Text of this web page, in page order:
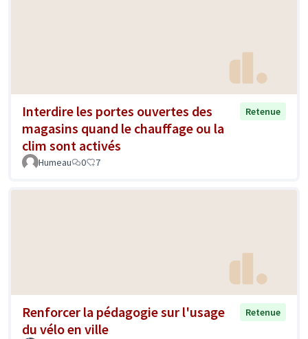
Interdire les portes ouvertes des
magasins quand le chauffage ou la
clim sont activés
Retenue
Humeau 0 7
Renforcer la pédagogie sur l'usage
du vélo en ville
Retenue